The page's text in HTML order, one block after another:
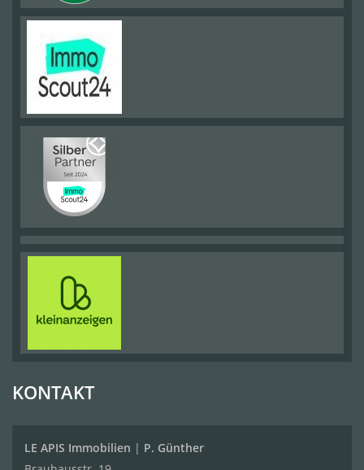
KONTAKT
LE APIS Immobilien | P. Günther